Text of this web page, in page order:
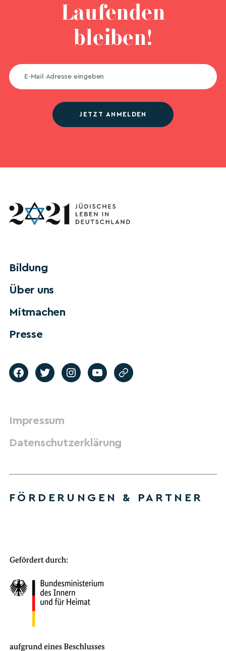
Laufenden
bleiben!
JETZT ANMELDEN
Bildung
Über uns
Mitmachen
Presse
Impressum
Datenschutzerklärung
FÖRDERUNGEN & PARTNER